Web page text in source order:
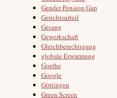
Gender Pension Gap
Gerichtsurteil
Gesang
Gewerkschaft
Gleichberechtigung
globale Erwärmung
Goethe
Google
Göttingen
Green Screen